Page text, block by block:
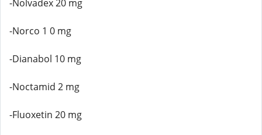
-Nolvadex 20 mg
-Norco 1 0 mg
-Dianabol 10 mg
-Noctamid 2 mg
-Fluoxetin 20 mg